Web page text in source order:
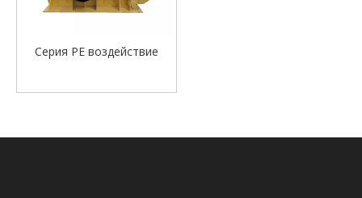
Серия PE воздействие